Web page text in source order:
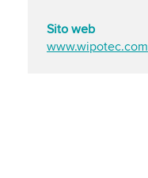
Sito web
www.wipotec.com